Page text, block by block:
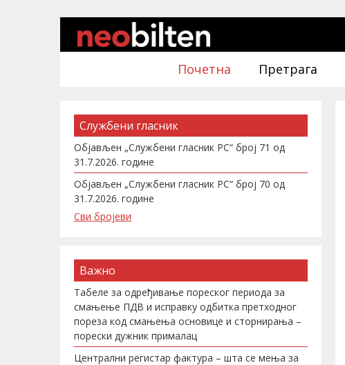
Почетна Претрага
Службени гласник
Објављен „Службени гласник РС“ број 71 од
31.7.2026. године
Објављен „Службени гласник РС“ број 70 од
31.7.2026. године
Сви бројеви
Важно
Табеле за одређивање пореског периода за
смањење ПДВ и исправку одбитка претходног
пореза код смањења основице и сторнирања –
порески дужник прималац
Централни регистар фактура – шта се мења за